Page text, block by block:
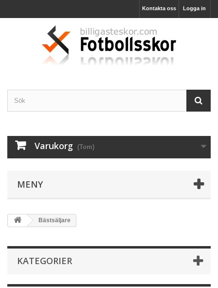
Logga in
Kontakta oss
Varukorg (Tom)
MENY
Bästsäljare
KATEGORIER